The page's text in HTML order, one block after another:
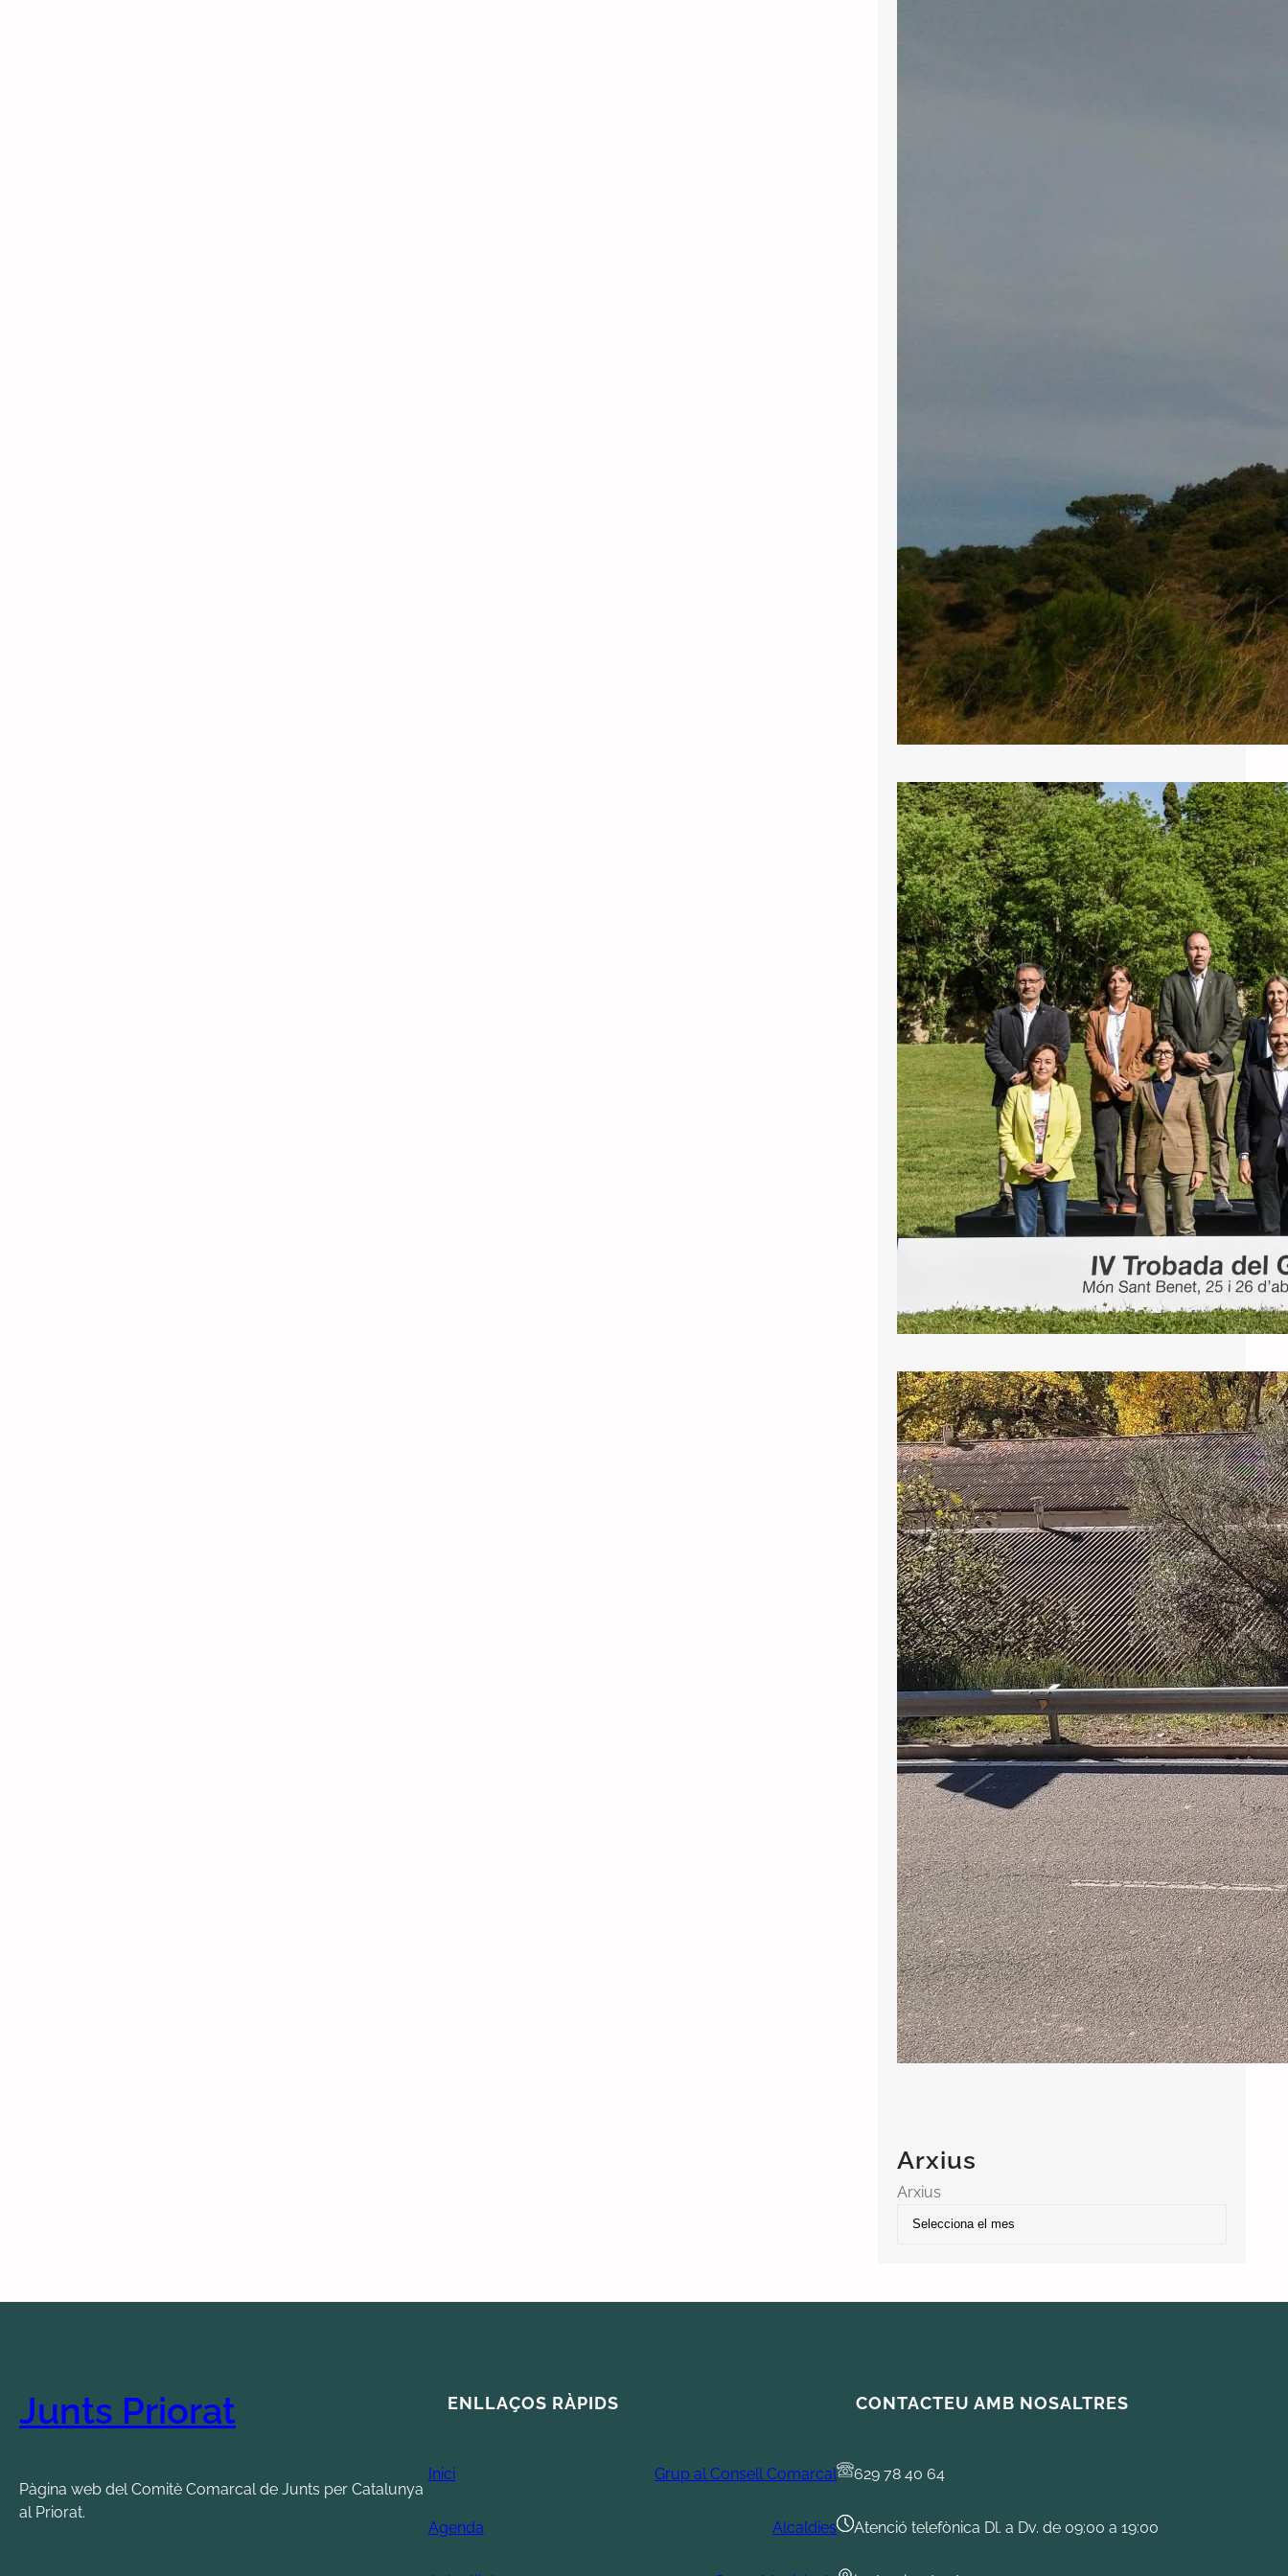
El Govern es gasta 211.757,32€ en
quatre trobades fora de Palau
El Govern disposa del Palau de la
Generalitat per celebrar-hi les
trobades del Consell Executiu.
Tanmateix, des de l’agost de 2024 ha
realitzat trobades de dos dies fora de
Palau en quatre ocasions: al monestir
de Poblet, a la Vall de Núria, a Arnes i
al Món Sant Benet. El cost d’aquestes
trobades ha estat…
El Consell Comarcal aprova la
moció de Junts per frenar la
inseguretat a les carreteres del
Priorat
El Ple del Consell Comarcal del
Priorat va aprovar per unanimitat, a la
sessió ordinària del 20 de juliol de
2026, la moció presentada per Junts
per exigir al Departament d’Interior i
Seguretat Pública un increment
significatiu i estable dels controls de
trànsit a la xarxa viària de la comarca,
amb especial incidència durant els…
Arxius
Arxius
Junts Priorat
Pàgina web del Comitè Comarcal de Junts per Catalunya
al Priorat.
ENLLAÇOS RÀPIDS
Inici Grup al Consell Comarcal
Agenda Alcaldies
CONTACTEU AMB NOSALTRES
629 78 40 64
Atenció telefònica Dl. a Dv. de 09:00 a 19:00